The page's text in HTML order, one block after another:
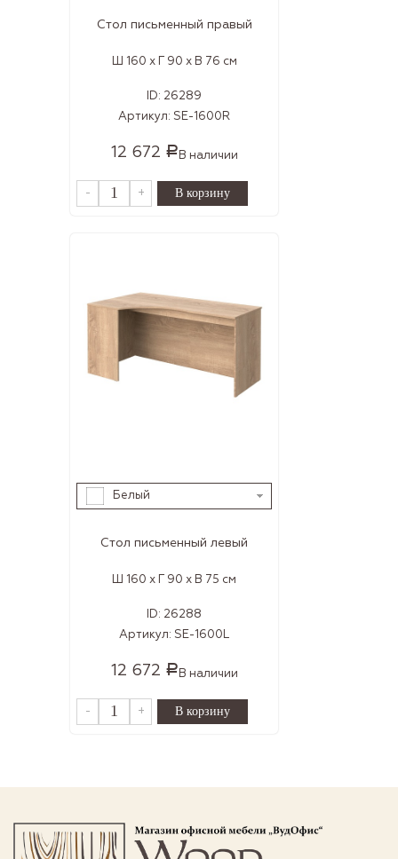
Стол письменный правый
Ш 160 x Г 90 x В 76 см
ID: 26289
Артикул: SE-1600R
12 672 Р В наличии
- +
Белый
Стол письменный левый
Ш 160 x Г 90 x В 75 см
ID: 26288
Артикул: SE-1600L
12 672 Р В наличии
- +